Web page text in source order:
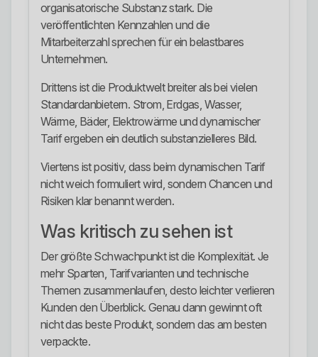
organisatorische Substanz stark. Die
veröffentlichten Kennzahlen und die
Mitarbeiterzahl sprechen für ein belastbares
Unternehmen.
Drittens ist die Produktwelt breiter als bei vielen
Standardanbietern. Strom, Erdgas, Wasser,
Wärme, Bäder, Elektrowärme und dynamischer
Tarif ergeben ein deutlich substanzielleres Bild.
Viertens ist positiv, dass beim dynamischen Tarif
nicht weich formuliert wird, sondern Chancen und
Risiken klar benannt werden.
Was kritisch zu sehen ist
Der größte Schwachpunkt ist die Komplexität. Je
mehr Sparten, Tarifvarianten und technische
Themen zusammenlaufen, desto leichter verlieren
Kunden den Überblick. Genau dann gewinnt oft
nicht das beste Produkt, sondern das am besten
verpackte.